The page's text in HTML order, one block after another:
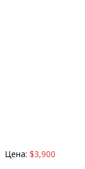
Цена: $3,900